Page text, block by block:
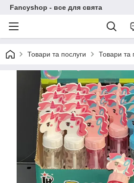
Fancyshop - все для свята
Товари та послуги Товари та